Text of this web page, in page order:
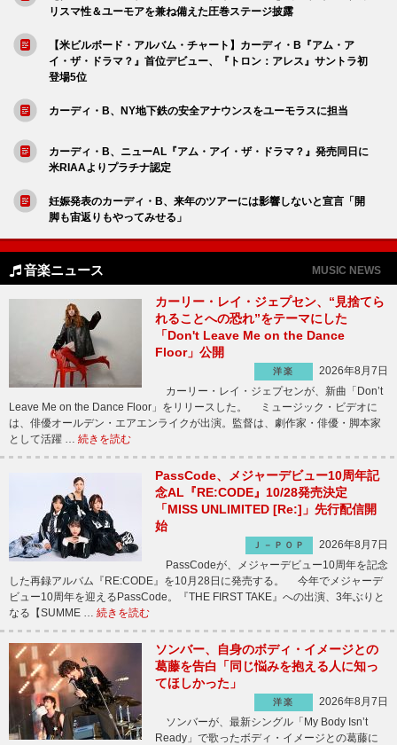
リスマ性＆ユーモアを兼ね備えた圧巻ステージ披露
【米ビルボード・アルバム・チャート】カーディ・B『アム・ア
イ・ザ・ドラマ？』首位デビュー、『トロン：アレス』サントラ初
登場5位
カーディ・B、NY地下鉄の安全アナウンスをユーモラスに担当
カーディ・B、ニューAL『アム・アイ・ザ・ドラマ？』発売同日に
米RIAAよりプラチナ認定
妊娠発表のカーディ・B、来年のツアーには影響しないと宣言「開
脚も宙返りもやってみせる」
音楽ニュース MUSIC NEWS
カーリー・レイ・ジェプセン、“見捨てら
れることへの恐れ”をテーマにした
「Don't Leave Me on the Dance
Floor」公開
洋楽
2026年8月7日
カーリー・レイ・ジェプセンが、新曲「Don’t
Leave Me on the Dance Floor」をリリースした。 ミュージック・ビデオに
は、俳優オールデン・エアエンライクが出演。監督は、劇作家・俳優・脚本家
として活躍 … 続きを読む
PassCode、メジャーデビュー10周年記
念AL『RE:CODE』10/28発売決定
「MISS UNLIMITED [Re:]」先行配信開
始
Ｊ－ＰＯＰ
2026年8月7日
PassCodeが、メジャーデビュー10周年を記念
した再録アルバム『RE:CODE』を10月28日に発売する。 今年でメジャーデ
ビュー10周年を迎えるPassCode。『THE FIRST TAKE』への出演、3年ぶりと
なる【SUMME … 続きを読む
ソンバー、自身のボディ・イメージとの
葛藤を告白「同じ悩みを抱える人に知っ
てほしかった」
洋楽
2026年8月7日
ソンバーが、最新シングル「My Body Isn’t
Ready」で歌ったボディ・イメージとの葛藤に